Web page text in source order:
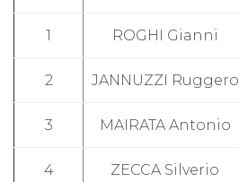
1 ROGHI Gianni
2 JANNUZZI Ruggero
3 MAIRATA Antonio
4 ZECCA Silverio